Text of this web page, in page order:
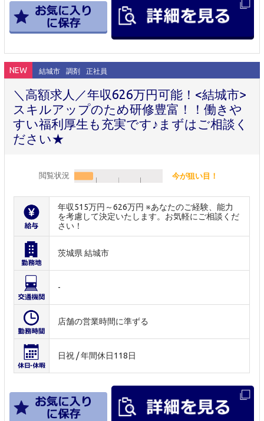
NEW 結城市 調剤 正社員
＼高額求人／年収626万円可能！<結城市>
スキルアップのため研修豊富！！働きや
すい福利厚生も充実です♪まずはご相談く
ださい★
閲覧状況 今が狙い目！
年収515万円～626万円 ※あなたのご経験、能力
を考慮して決定いたします。お気軽にご相談くだ
さい！
茨城県 結城市
-
店舗の営業時間に準ずる
日祝 / 年間休日118日